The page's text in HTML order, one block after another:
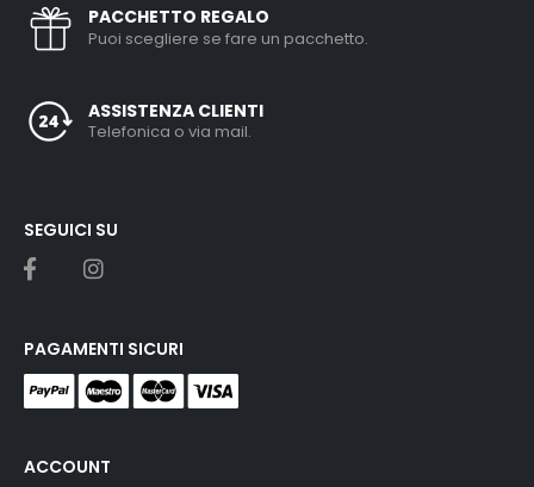
PACCHETTO REGALO
Puoi scegliere se fare un pacchetto.
ASSISTENZA CLIENTI
Telefonica o via mail.
ACCOUNT
SEGUICI SU
PAGAMENTI SICURI